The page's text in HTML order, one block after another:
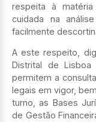
respeita à
cuidada na
facilmente
A este respeito,
Distrital de
permitem a
legais em vigor,
turno, as Bases
de Gestão